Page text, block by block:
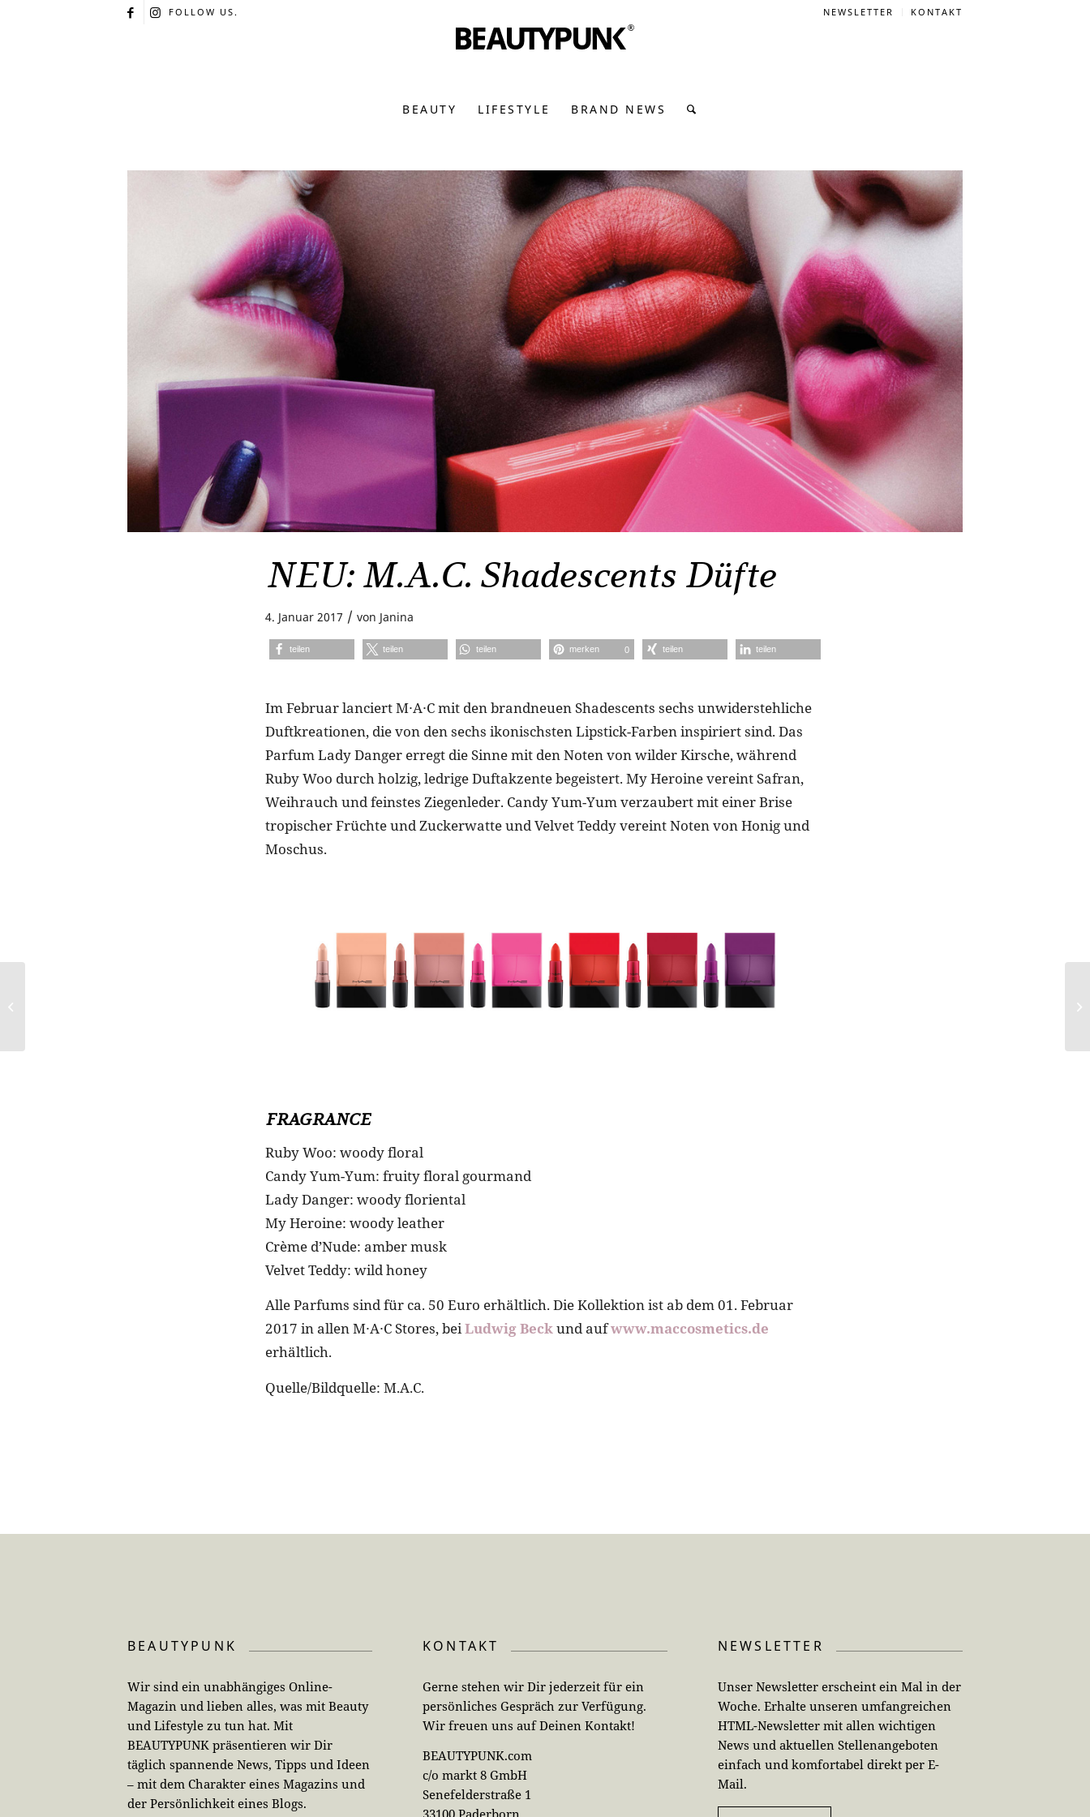
NEWSLETTER KONTAKT
FOLLOW US.
BEAUTY LIFESTYLE BRAND NEWS
NEU: M.A.C. Shadescents Düfte
4. Januar 2017 / von Janina
teilen teilen teilen merken 0 teilen teilen
Im Februar lanciert M∙A∙C mit den brandneuen Shadescents sechs unwiderstehliche
Duftkreationen, die von den sechs ikonischsten Lipstick-Farben inspiriert sind. Das
Parfum Lady Danger erregt die Sinne mit den Noten von wilder Kirsche, während
Ruby Woo durch holzig, ledrige Duftakzente begeistert. My Heroine vereint Safran,
Weihrauch und feinstes Ziegenleder. Candy Yum-Yum verzaubert mit einer Brise
tropischer Früchte und Zuckerwatte und Velvet Teddy vereint Noten von Honig und
Moschus.
FRAGRANCE
Ruby Woo: woody floral
Candy Yum-Yum: fruity floral gourmand
Lady Danger: woody floriental
My Heroine: woody leather
Crème d’Nude: amber musk
Velvet Teddy: wild honey
Alle Parfums sind für ca. 50 Euro erhältlich. Die Kollektion ist ab dem 01. Februar
2017 in allen M∙A∙C Stores, beiLudwig Beckund aufwww.maccosmetics.de
erhältlich.
Quelle/Bildquelle: M.A.C.
BEAUTYPUNK
Wir sind ein unabhängiges Online-
Magazin und lieben alles, was mit Beauty
und Lifestyle zu tun hat. Mit
BEAUTYPUNK präsentieren wir Dir
täglich spannende News, Tipps und Ideen
– mit dem Charakter eines Magazins und
der Persönlichkeit eines Blogs.
KONTAKT
Gerne stehen wir Dir jederzeit für ein
persönliches Gespräch zur Verfügung.
Wir freuen uns auf Deinen Kontakt!
BEAUTYPUNK.com
c/o markt 8 GmbH
Senefelderstraße 1
33100 Paderborn
NEWSLETTER
Unser Newsletter erscheint ein Mal in der
Woche. Erhalte unseren umfangreichen
HTML-Newsletter mit allen wichtigen
News und aktuellen Stellenangeboten
einfach und komfortabel direkt per E-
Mail.